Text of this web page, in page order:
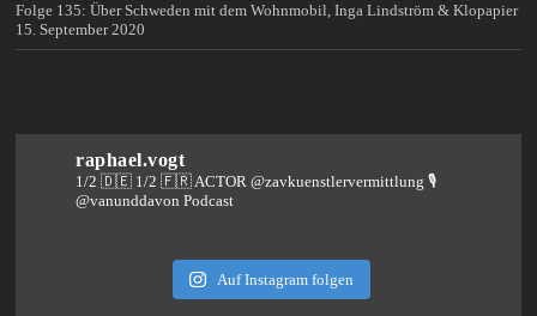
Folge 135: Über Schweden mit dem Wohnmobil, Inga Lindström & Klopapier
15. September 2020
raphael.vogt
1/2 🇩🇪 1/2 🇫🇷 ACTOR @zavkuenstlervermittlung🎙️
@vanunddavon Podcast
Auf Instagram folgen